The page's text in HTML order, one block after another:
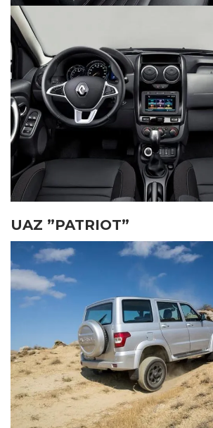
UAZ ”PATRIOT”